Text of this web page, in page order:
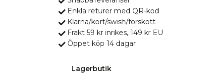
Enkla returer med QR-kod
Klarna/kort/swish/förskott
Frakt 59 kr inrikes, 149 kr EU
Öppet köp 14 dagar
Lagerbutik